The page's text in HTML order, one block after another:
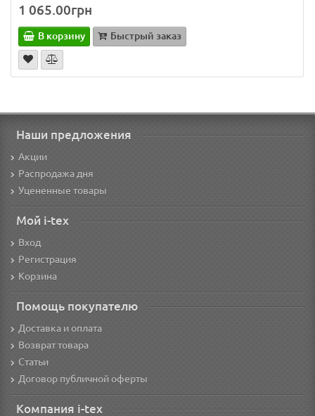
1 065.00грн
В корзину Быстрый заказ
Наши предложения
Акции
Распродажа дня
Уцененные товары
Мой i-tex
Вход
Регистрация
Корзина
Помощь покупателю
Доставка и оплата
Возврат товара
Статьи
Договор публичной оферты
Компания i-tex